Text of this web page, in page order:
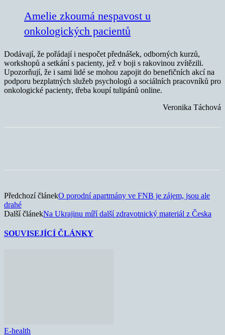
Amelie zkoumá nespavost u
onkologických pacientů
Dodávají, že pořádají i nespočet přednášek, odborných kurzů,
workshopů a setkání s pacienty, jež v boji s rakovinou zvítězili.
Upozorňují, že i sami lidé se mohou zapojit do benefičních akcí na
podporu bezplatných služeb psychologů a sociálních pracovníků pro
onkologické pacienty, třeba koupí tulipánů online.
Veronika Táchová
Předchozí článekO porodní apartmány ve FNB je zájem, jsou ale
drahé
Další článekNa Ukrajinu míří další zdravotnický materiál z Česka
SOUVISEJÍCÍ ČLÁNKY
E-health